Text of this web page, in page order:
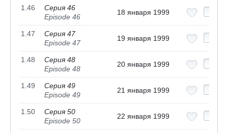
1.46
Серия 46
Episode 46
18 января 1999
1.47
Серия 47
Episode 47
19 января 1999
1.48
Серия 48
Episode 48
20 января 1999
1.49
Серия 49
Episode 49
21 января 1999
1.50
Серия 50
Episode 50
22 января 1999